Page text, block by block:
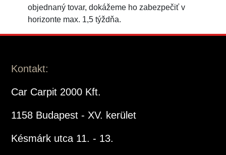
objednaný tovar, dokážeme ho zabezpečiť v
horizonte max. 1,5 týždňa.
Kontakt:
Car Carpit 2000 Kft.
1158 Budapest - XV. kerület
Késmárk utca 11. - 13.